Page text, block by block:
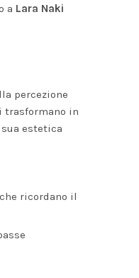
a Lara Naki
percezione
in
estetica
ricordano il